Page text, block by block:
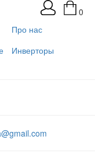
0
Про нас
Инверторы